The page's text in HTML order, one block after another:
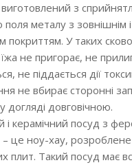
з
поля металу з зовнішнім
покриттям. У таких
не пригорає, не
не піддається дії
не вбирає сторонні
догляді довговічною.
і керамічний посуд з
– це ноу-хау,
плит. Такий посуд має